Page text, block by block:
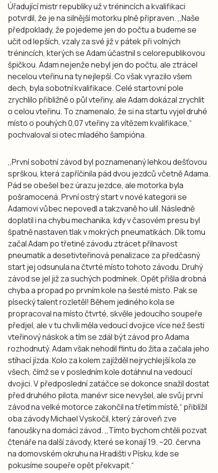
Úřadující mistr republiky už v trénincích a kvalifikaci
potvrdil, že je na silnější motorku plně připraven.,,Naše
předpoklady, že pojedeme jen do počtu a budeme se
učit od lepších, vzaly za své již v pátek při volných
trénincích, kterých se Adam účastnil s celorepublikovou
špičkou. Adam nejenže nebyl jen do počtu, ale ztrácel
necelou vteřinu na ty nejlepší. Co však vyrazilo všem
dech, byla sobotní kvalifikace. Celé startovní pole
zrychlilo přibližně o půl vteřiny, ale Adam dokázal zrychlit
o celou vteřinu. To znamenalo, že si na startu vyjel druhé
místo o pouhých 0,07 vteřiny za vítězem kvalifikace,“
pochvaloval si otec mladého šampióna.
,,První sobotní závod byl poznamenaný lehkou dešťovou
sprškou, která zapříčinila pád dvou jezdců včetně Adama.
Pád se obešel bez úrazu jezdce, ale motorka byla
pošramocená. První ostrý start v nové kategorii se
Adamovi vůbec nepovedl a takzvaně ho ulil. Následně
doplatil i na chybu mechanika, kdy v časovém presu byl
špatně nastaven tlak v mokrých pneumatikách. Dík tomu
začal Adam po třetině závodu ztrácet přilnavost
pneumatik a desetivteřinová penalizace za předčasný
start jej odsunula na čtvrté místo tohoto závodu. Druhý
závod se jel již za suchých podmínek. Opět přišla drobná
chyba a propad po prvním kole na šesté místo. Pak se
písecký talent rozletěl! Během jediného kola se
propracoval na místo čtvrté, skvěle jedoucího soupeře
předjel, ale v tu chvíli měla vedoucí dvojice více než šesti
vteřinový náskok a tím se zdál být závod pro Adama
rozhodnutý. Adam však nehodil flintu do žita a začala jeho
stíhací jízda. Kolo za kolem zajížděl nejrychlejší kola ze
všech, čímž se v posledním kole dotáhnul na vedoucí
dvojici. V předposlední zatáčce se dokonce snažil dostat
před druhého pilota, manévr sice nevyšel, ale svůj první
závod na velké motorce zakončil na třetím místě,“ přiblížil
oba závody Michael Vyskočil, který zároveň zve
fanoušky na domácí závod.,,Tímto bychom chtěli pozvat
čtenáře na další závody, které se konají 19. –20. června
na domovském okruhu na Hradišti v Písku, kde se
pokusíme soupeře opět překvapit.“